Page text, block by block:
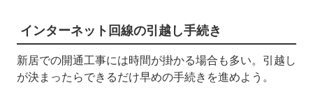
インターネット回線の引越し手続き
新居での開通工事には時間が掛かる場合も多い。引越し
が決まったらできるだけ早めの手続きを進めよう。